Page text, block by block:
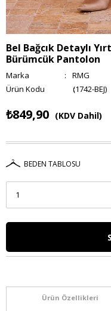
Bel Bağcık Detaylı
Bürümcük Pantolon
Marka :
RMG
(1742-BEJ)
₺849,90 (KDV Dahil)
BEDEN TABLOSU
Ürün Özellikleri